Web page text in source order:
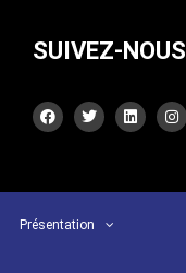
SUIVEZ-NOUS
Présentation